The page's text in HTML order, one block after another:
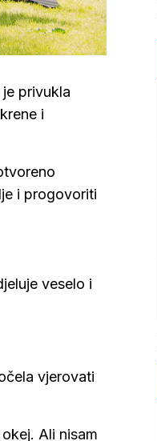
privukla
i
i progovoriti
veselo i
vjerovati
Ali nisam